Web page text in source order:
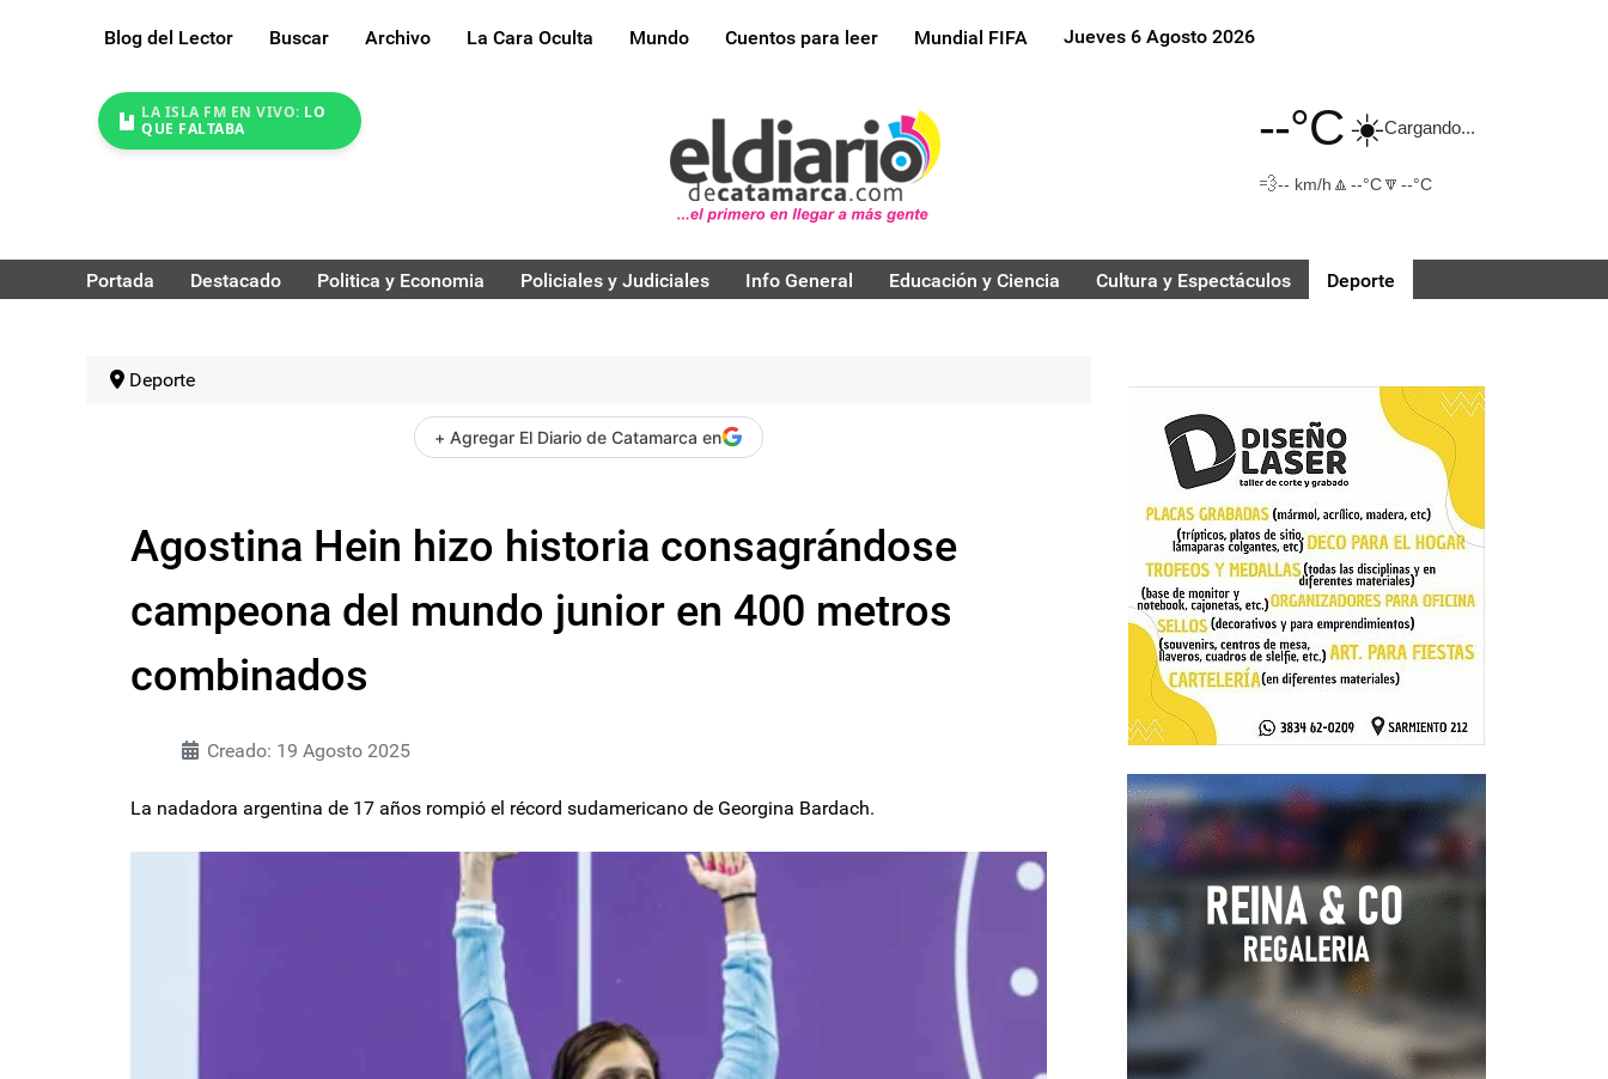
Blog del Lector Buscar Archivo La Cara Oculta Mundo Cuentos para leer Mundial FIFA Jueves 6 Agosto 2026
LA ISLA FM EN VIVO: LO
QUE FALTABA
--°C☀️Cargando...
💨-- km/h 🔼 --°C🔽 --°C
Portada Destacado Politica y Economia Policiales y Judiciales Info General Educación y Ciencia Cultura y Espectáculos Deporte
Deporte
+ Agregar El Diario de Catamarca en
Agostina Hein hizo historia consagrándose
campeona del mundo junior en 400 metros
combinados
Creado: 19 Agosto 2025
La nadadora argentina de 17 años rompió el récord sudamericano de Georgina Bardach.